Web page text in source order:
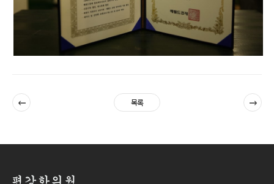
이전 목록 다음